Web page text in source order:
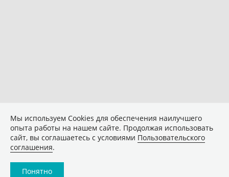
Мы используем Сookies для обеспечения наилучшего
опыта работы на нашем сайте. Продолжая использовать
сайт, вы соглашаетесь с условиями Пользовательского
соглашения.
Понятно